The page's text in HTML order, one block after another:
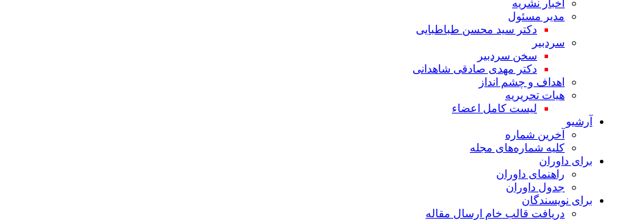
اخبار نشریه
مدیر مسئول
دکتر سید محسن طباطبایی
سردبیر
سخن سردبیر
دکتر مهدی صادقی شاهدانی
اهداف و چشم انداز
هیات تحریریه
لیست کامل اعضاء
آرشیو
آخرین شماره
کلیه شماره‌های مجله
برای داوران
راهنمای داوران
جدول داوران
برای نویسندگان
دریافت قالب خام ارسال مقاله